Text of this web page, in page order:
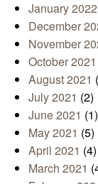
January 2022
December
November
October 2021
August 2021
July 2021 (2)
June 2021 (1)
May 2021 (5)
April 2021 (4)
March 2021